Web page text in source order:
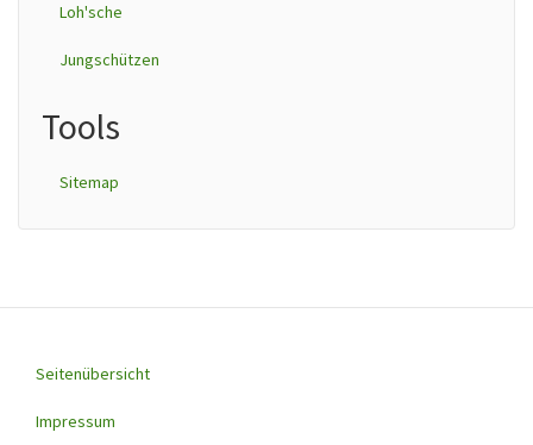
Loh'sche
Jungschützen
Tools
Sitemap
Footer
menu
Seitenübersicht
Impressum